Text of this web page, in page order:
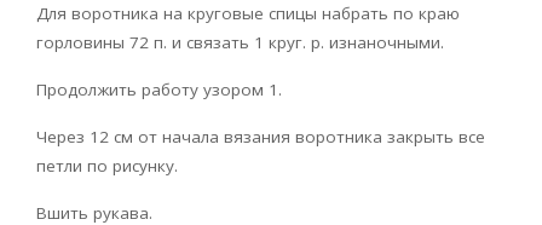
Для воротника на круговые спицы набрать по краю
горловины 72 п. и связать 1 круг. р. изнаночными.
Продолжить работу узором 1.
Через 12 см от начала вязания воротника закрыть все
петли по рисунку.
Вшить рукава.